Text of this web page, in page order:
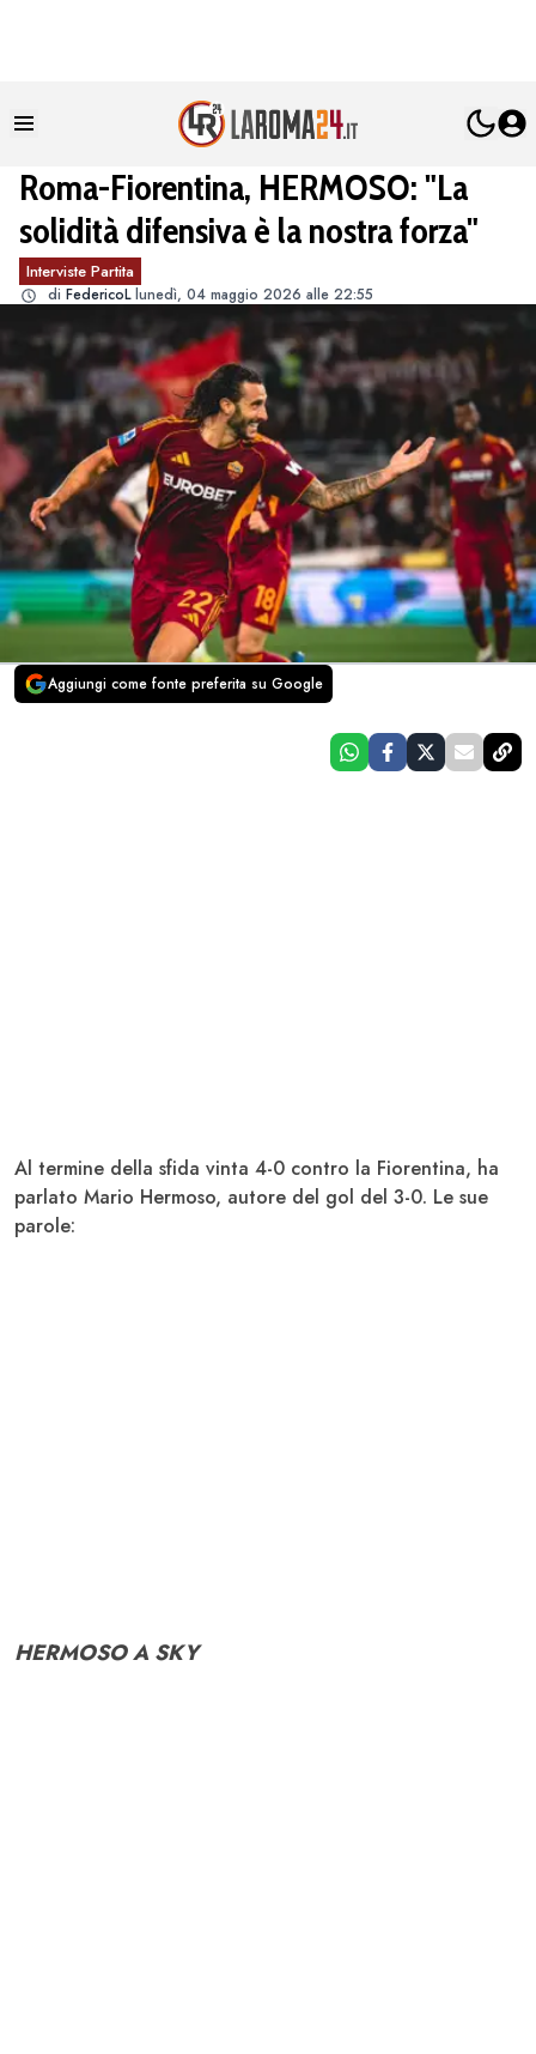
Roma-Fiorentina, HERMOSO: "La
solidità difensiva è la nostra forza"
Interviste Partita
di FedericoL lunedì, 04 maggio 2026 alle 22:55
Aggiungi come fonte preferita su Google
Al termine della sfida vinta 4-0 contro la Fiorentina, ha
parlato Mario Hermoso, autore del gol del 3-0. Le sue
parole:
HERMOSO A SKY